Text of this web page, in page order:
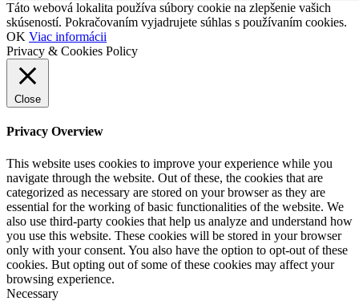
Táto webová lokalita používa súbory cookie na zlepšenie vašich
skúseností. Pokračovaním vyjadrujete súhlas s používaním cookies.
OK Viac informácii
Privacy & Cookies Policy
Close
Privacy Overview
This website uses cookies to improve your experience while you
navigate through the website. Out of these, the cookies that are
categorized as necessary are stored on your browser as they are
essential for the working of basic functionalities of the website. We
also use third-party cookies that help us analyze and understand how
you use this website. These cookies will be stored in your browser
only with your consent. You also have the option to opt-out of these
cookies. But opting out of some of these cookies may affect your
browsing experience.
Necessary